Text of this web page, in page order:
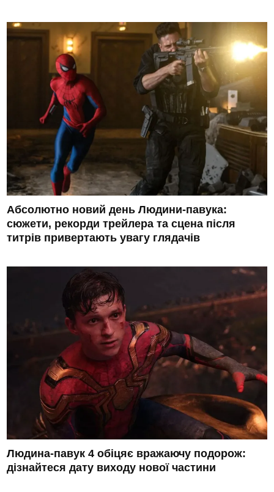
Абсолютно новий день Людини-павука:
сюжети, рекорди трейлера та сцена після
титрів привертають увагу глядачів
Людина-павук 4 обіцяє вражаючу подорож:
дізнайтеся дату виходу нової частини